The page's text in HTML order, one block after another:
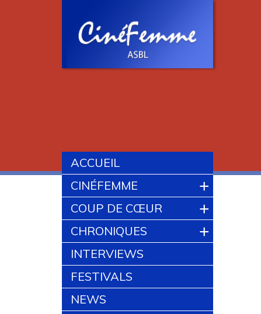
ACCUEIL
CINÉFEMME
+
COUP DE CŒUR +
CHRONIQUES +
INTERVIEWS
FESTIVALS
NEWS